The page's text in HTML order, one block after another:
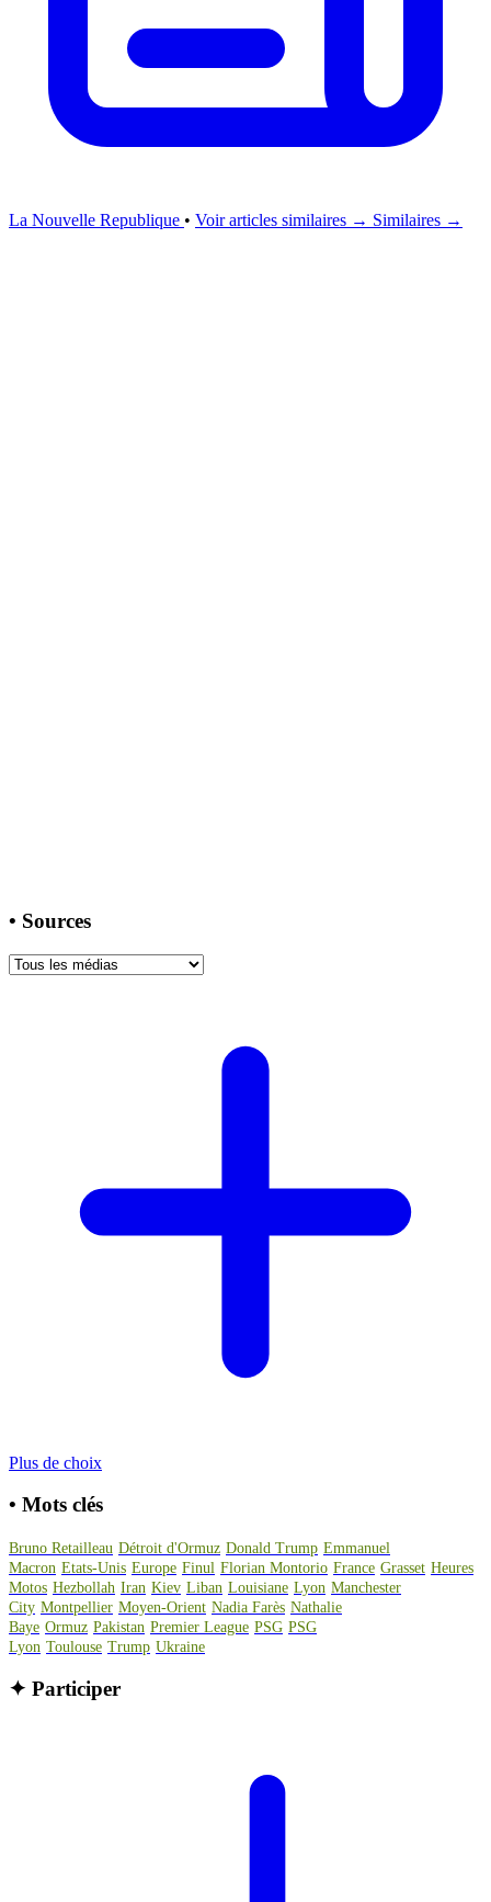
La Nouvelle Republique • Voir articles similaires → Similaires →
• Sources
Plus de choix
• Mots clés
Bruno Retailleau Détroit d'Ormuz Donald Trump Emmanuel
Macron Etats-Unis Europe Finul Florian Montorio France Grasset Heures
Motos Hezbollah Iran Kiev Liban Louisiane Lyon Manchester
City Montpellier Moyen-Orient Nadia Farès Nathalie
Baye Ormuz Pakistan Premier League PSG PSG
Lyon Toulouse Trump Ukraine
✦ Participer